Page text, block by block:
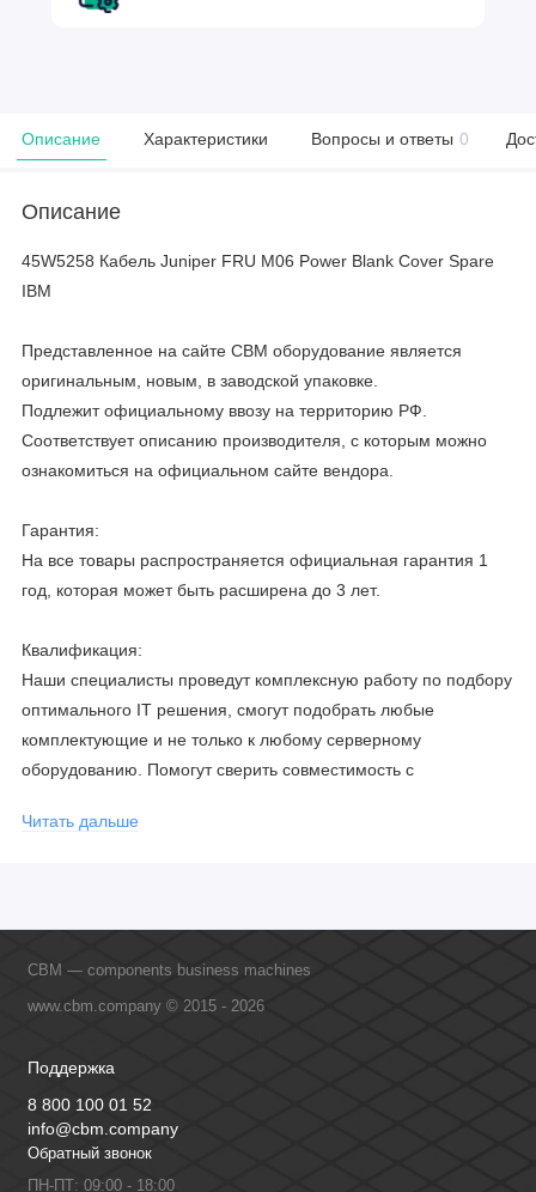
Описание Характеристики Вопросы и ответы 0
Описание
45W5258 Кабель Juniper FRU M06 Power Blank Cover Spare
IBM
Представленное на сайте CBM оборудование является
оригинальным, новым, в заводской упаковке.
Подлежит официальному ввозу на территорию РФ.
Соответствует описанию производителя, с которым можно
ознакомиться на официальном сайте вендора.
Гарантия:
На все товары распространяется официальная гарантия 1
год, которая может быть расширена до 3 лет.
Квалификация:
Наши специалисты проведут комплексную работу по подбору
оптимального IT решения, смогут подобрать любые
комплектующие и не только к любому серверному
оборудованию. Помогут сверить совместимость с
официальными производителями и проводим регулярное
Читать дальше
CBM — components business machines
www.cbm.company © 2015 - 2026
Поддержка
8 800 100 01 52
info@cbm.company
Обратный звонок
ПН-ПТ: 09:00 - 18:00